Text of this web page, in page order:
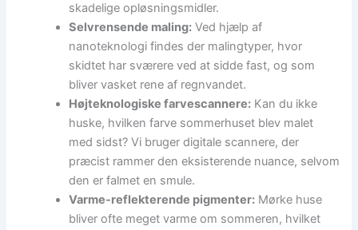
skadelige opløsningsmidler.
Selvrensende maling: Ved hjælp af
nanoteknologi findes der malingtyper, hvor
skidtet har sværere ved at sidde fast, og som
bliver vasket rene af regnvandet.
Højteknologiske farvescannere: Kan du ikke
huske, hvilken farve sommerhuset blev malet
med sidst? Vi bruger digitale scannere, der
præcist rammer den eksisterende nuance, selvom
den er falmet en smule.
Varme-reflekterende pigmenter: Mørke huse
bliver ofte meget varme om sommeren, hvilket